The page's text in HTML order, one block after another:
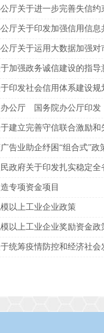
厅关于进一步完善失信
厅关于印发加强信用信
厅关于运用大数据加强对
加强政务诚信建设的指导
印发社会信用体系建设规
公厅 国务院办公厅印发
建立完善守信联合激励
告业助企纾困“组合式”政
政府关于印发扎实稳定
专项资金项目
以上工业企业政策
以上工业企业奖励资金政
统筹疫情防控和经济社